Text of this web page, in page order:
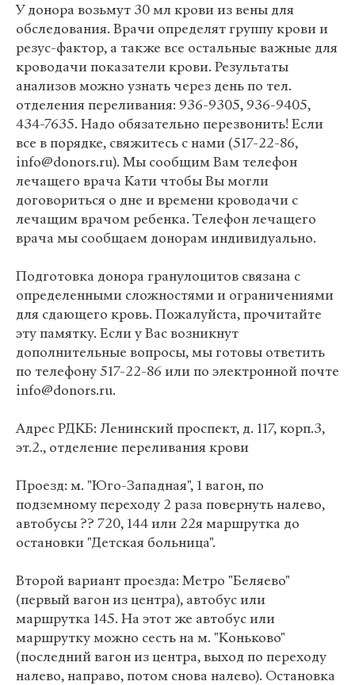
У донора возьмут 30 мл крови из вены для
обследования. Врачи определят группу крови и
резус-фактор, а также все остальные важные для
кроводачи показатели крови. Результаты
анализов можно узнать через день по тел.
отделения переливания: 936-9305, 936-9405,
434-7635. Надо обязательно перезвонить! Если
все в порядке, свяжитесь с нами (517-22-86,
info@donors.ru). Мы сообщим Вам телефон
лечащего врача Кати чтобы Вы могли
договориться о дне и времени кроводачи с
лечащим врачом ребенка. Телефон лечащего
врача мы сообщаем донорам индивидуально.
Подготовка донора гранулоцитов связана с
определенными сложностями и ограничениями
для сдающего кровь. Пожалуйста, прочитайте
эту памятку. Если у Вас возникнут
дополнительные вопросы, мы готовы ответить
по телефону 517-22-86 или по электронной почте
info@donors.ru.
Адрес РДКБ: Ленинский проспект, д. 117, корп.3,
эт.2., отделение переливания крови
Проезд: м. "Юго-Западная", 1 вагон, по
подземному переходу 2 раза повернуть налево,
автобусы ?? 720, 144 или 22я маршрутка до
остановки "Детская больница".
Второй вариант проезда: Метро "Беляево"
(первый вагон из центра), автобус или
маршрутка 145. На этот же автобус или
маршрутку можно сесть на м. "Коньково"
(последний вагон из центра, выход по переходу
налево, направо, потом снова налево). Остановка